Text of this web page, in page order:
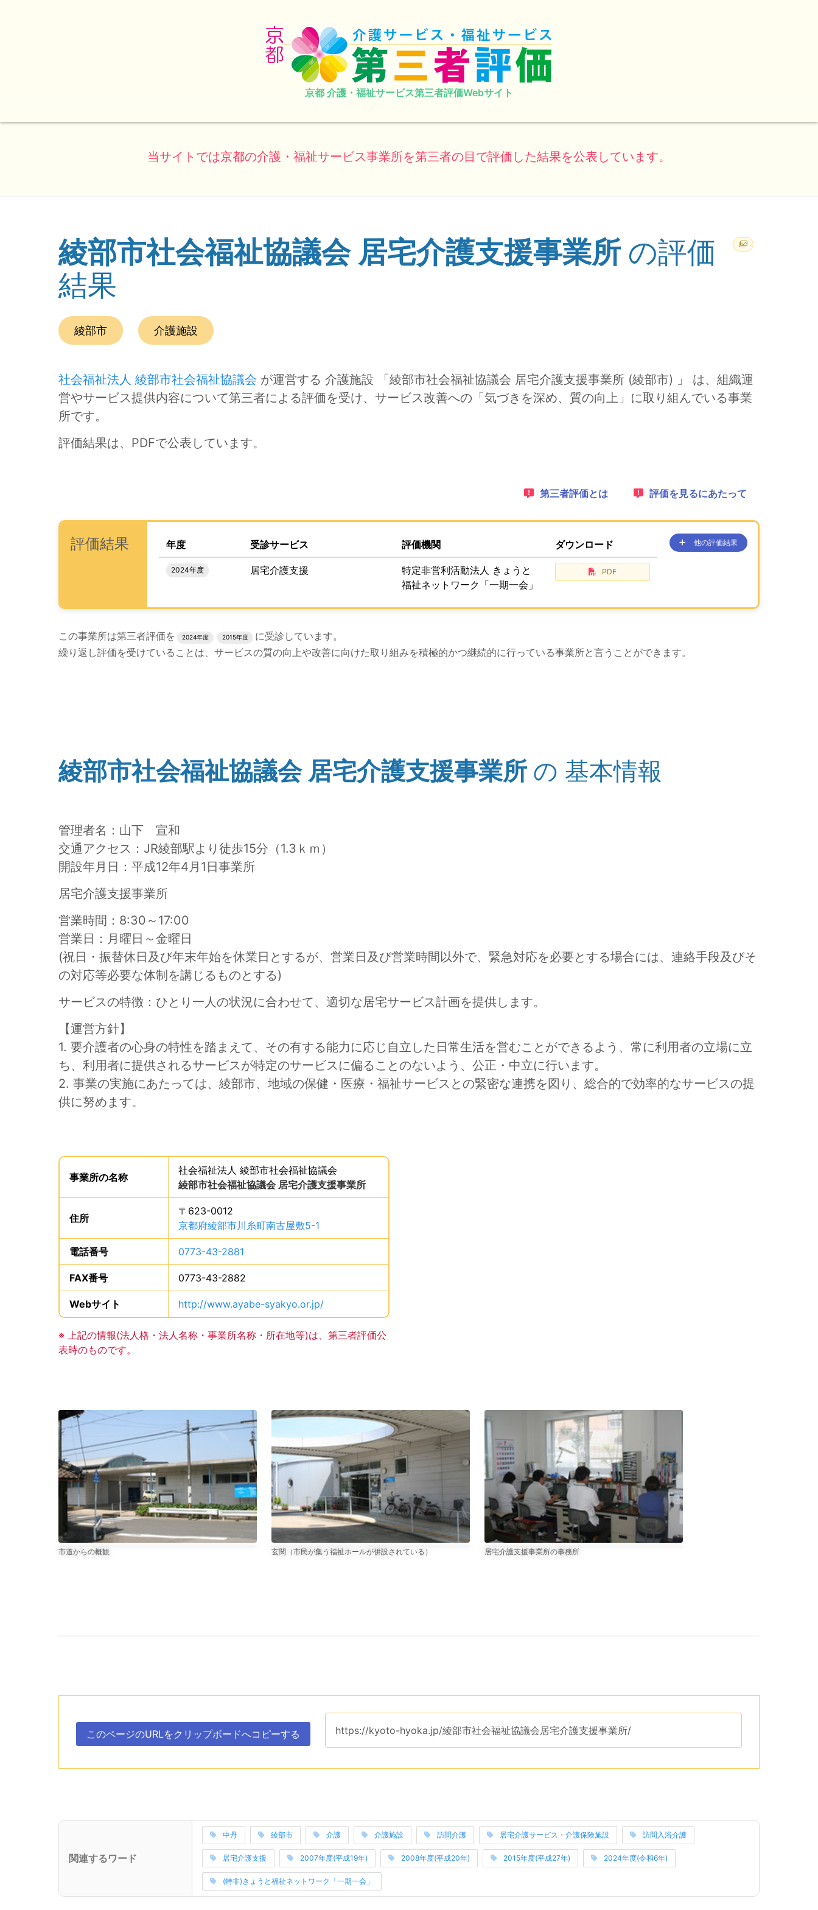
京都 介護・福祉サービス第三者評価Webサイト
当サイトでは京都の介護・福祉サービス事業所を第三者の目で評価した結果を公表しています。
(ページのタイトル)
綾部市社会福祉協議会 居宅介護支援事業所 の評価
結果
この事業所の所在エリアは、
綾部市
です。
種別は
介護施設
社会福祉法人 綾部市社会福祉協議会 が運営する 介護施設 「綾部市社会福祉協議会 居宅介護支援事業所 (綾部市) 」 は、組織運
営やサービス提供内容について第三者による評価を受け、サービス改善への「気づきを深め、質の向上」に取り組んでいる事業
所です。
評価結果は、PDFで公表しています。
1：
第三者評価とは 2：
評価を見るにあたって
ナビゲーションリンクの読み上げは以上です。
次は事業所評価を公表するためのエリアです。
(タイトル)
評価結果 、この事業所の評価結果をPDFでダウンロードすることができます。
年度 受診サービス 評価機関 ダウンロード
2024年度 居宅介護支援
特定非営利活動法人 きょうと
福祉ネットワーク「一期一会」
PDF
、ここに過去の公表コンテンツ
他の評価結果
が、あります。
評価結果のPDFでのダウンロードエリアの読み上げは以上です。
この事業所は第三者評価を 2024年度 2015年度
に受診しています。
繰り返し評価を受けていることは、サービスの質の向上や改善に向けた取り組みを積極的かつ継続的に行っている事業所と言うことができます。
(タイトル)
綾部市社会福祉協議会 居宅介護支援事業所 の 基本情報
管理者名：山下 宣和
交通アクセス：JR綾部駅より徒歩15分（1.3ｋｍ）
開設年月日：平成12年4月1日事業所
居宅介護支援事業所
営業時間：8:30～17:00
営業日：月曜日～金曜日
(祝日・振替休日及び年末年始を休業日とするが、営業日及び営業時間以外で、緊急対応を必要とする場合には、連絡手段及びそ
の対応等必要な体制を講じるものとする)
サービスの特徴：ひとり一人の状況に合わせて、適切な居宅サービス計画を提供します。
【運営方針】
1. 要介護者の心身の特性を踏まえて、その有する能力に応じ自立した日常生活を営むことができるよう、常に利用者の立場に立
ち、利用者に提供されるサービスが特定のサービスに偏ることのないよう、公正・中立に行います。
2. 事業の実施にあたっては、綾部市、地域の保健・医療・福祉サービスとの緊密な連携を図り、総合的で効率的なサービスの提
供に努めます。
事業所の基礎データを読み上げます。
事業所の名称は、
社会福祉法人 綾部市社会福祉協議会
綾部市社会福祉協議会 居宅介護支援事業所
住所
〒623-0012
京都府綾部市川糸町南古屋敷5-1
電話番号 0773-43-2881
FAX番号 0773-43-2882
Webサイト http://www.ayabe-syakyo.or.jp/
事業所の基礎データの読み上げは以上です。
※ 上記の情報(法人格・法人名称・事業所名称・所在地等)は、第三者評価公
表時のものです。
写真1枚目のキャプション、
市道からの概観 写真2枚目のキャプション、
玄関（市民が集う福祉ホールが併設されている） 写真3枚目のキャプション、
居宅介護支援事業所の事務所
次のコンテンツはこのページのURLを、クリップボードへコピーするためのユーティリティエリアです。クリップボードへコピーするためのボタンがあります。
ボタン、
このページのURLをクリップボードへコピーする
。
このページのURLは、
https://kyoto-hyoka.jp/綾部市社会福祉協議会居宅介護支援事業所/
次のコンテンツはこの事業所に関連するワードを表示するエリアです。関連ワードそれぞれは当サイトのカテゴリーのリンクになっています。
(サブタイトル)
関連するワード
中丹 綾部市 介護 介護施設 訪問介護 居宅介護サービス・介護保険施設 訪問入浴介護
居宅介護支援 2007年度(平成19年) 2008年度(平成20年) 2015年度(平成27年) 2024年度(令和6年)
(特非)きょうと福祉ネットワーク「一期一会」
関連ワードの読み上げは以上です。